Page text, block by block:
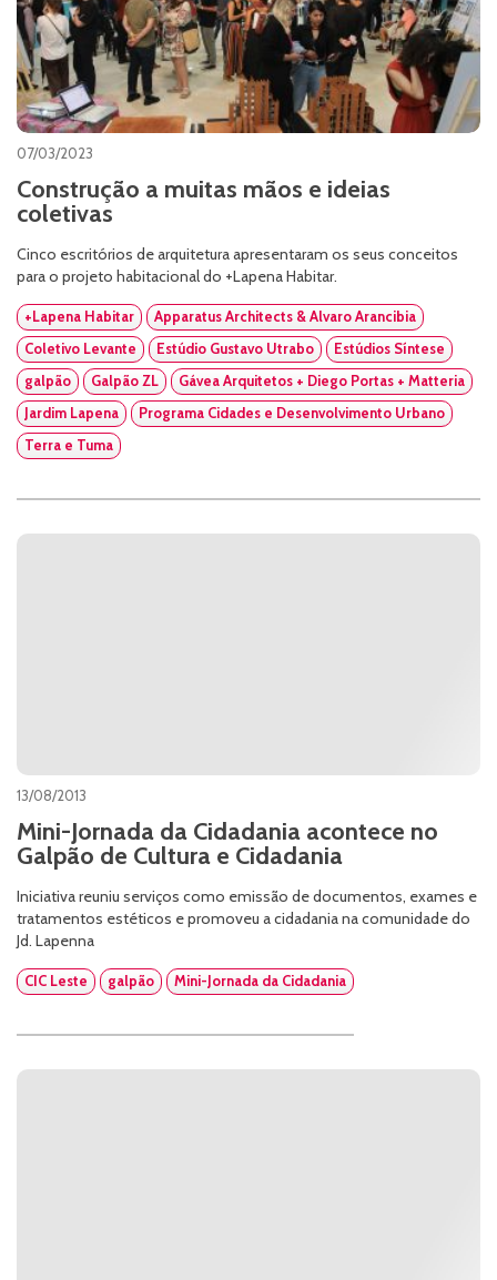
07/03/2023
Construção a muitas mãos e ideias
coletivas
Cinco escritórios de arquitetura apresentaram os seus conceitos
para o projeto habitacional do +Lapena Habitar.
+Lapena Habitar
Apparatus Architects & Alvaro Arancibia
Coletivo Levante
Estúdio Gustavo Utrabo
Estúdios Síntese
galpão
Galpão ZL
Gávea Arquitetos + Diego Portas + Matteria
Jardim Lapena
Programa Cidades e Desenvolvimento Urbano
Terra e Tuma
13/08/2013
Mini-Jornada da Cidadania acontece no
Galpão de Cultura e Cidadania
Iniciativa reuniu serviços como emissão de documentos, exames e
tratamentos estéticos e promoveu a cidadania na comunidade do
Jd. Lapenna
CIC Leste galpão Mini-Jornada da Cidadania